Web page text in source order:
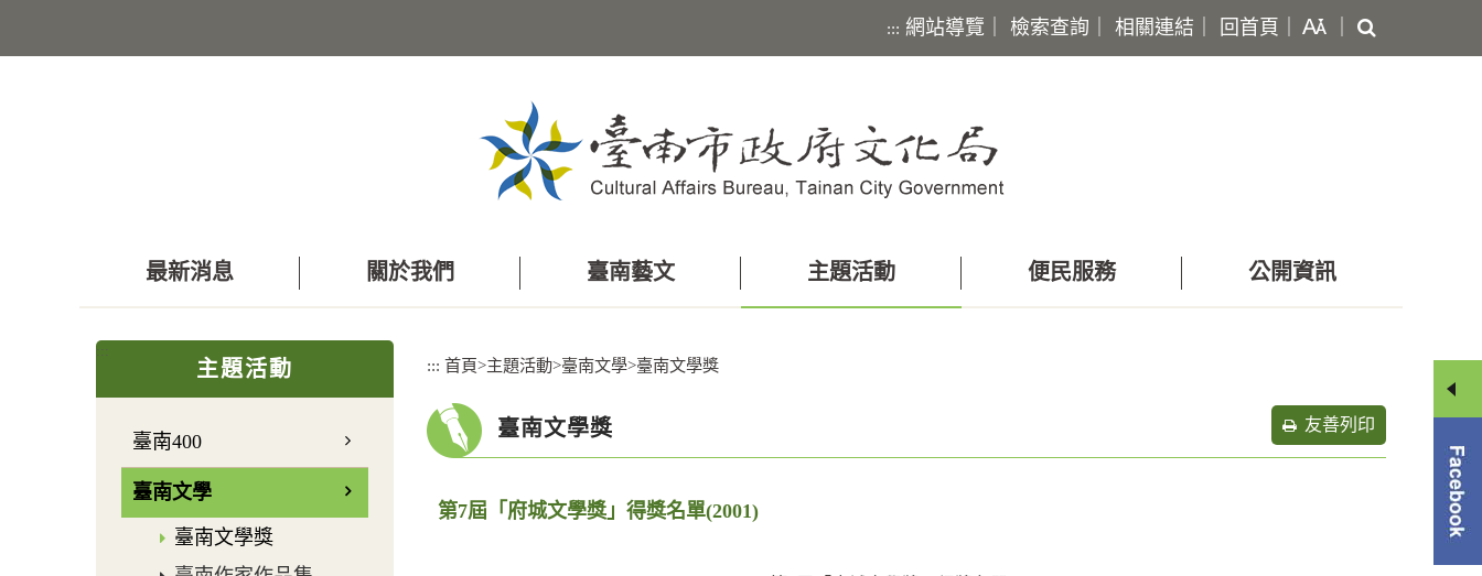
主
::: 網站導覽 檢索查詢 相關連結 回首頁
尋
最新消息 關於我們 臺南藝文 主題活動 便民服務 公開資訊
:::
主題活動
臺南400
臺南文學
臺南文學獎
::: 首頁>主題活動>臺南文學>臺南文學獎
臺南文學獎 友善列印
第7屆「府城文學獎」得獎名單(2001)
享
選
單